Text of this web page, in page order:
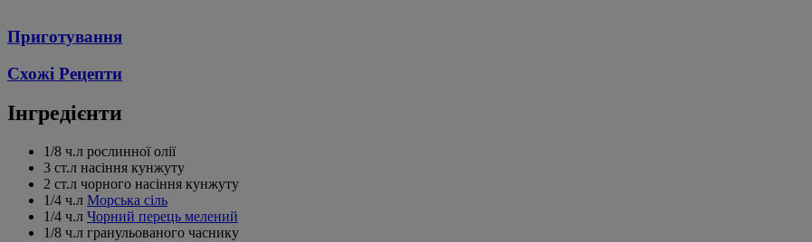
Приготування
Схожі Рецепти
Інгредієнти
1/8 ч.л рослинної олії
3 ст.л насіння кунжуту
2 ст.л чорного насіння кунжуту
1/4 ч.л Морська сіль
1/4 ч.л Чорний перець мелений
1/8 ч.л гранульованого часнику